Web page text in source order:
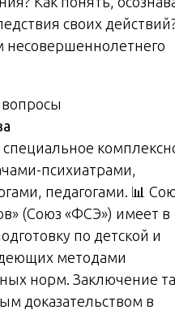
своих
несовершеннолетнего
психиатрами,
педагогами. 📊
(Союз «ФСЭ») имеет в
по детской и
методами
норм. Заключение
доказательством в